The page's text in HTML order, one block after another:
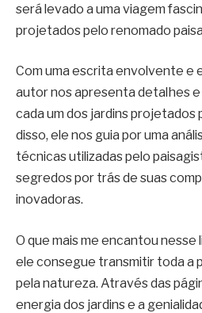
será levado a uma viagem
projetados pelo renomado
Com uma escrita envolvente e
autor nos apresenta detalhes
cada um dos jardins projetados
disso, ele nos guia por uma
técnicas utilizadas pelo
segredos por trás de suas
inovadoras.
O que mais me encantou nesse
ele consegue transmitir toda a
pela natureza. Através das
energia dos jardins e a